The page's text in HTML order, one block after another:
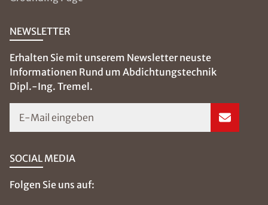
NEWSLETTER
Erhalten Sie mit unserem Newsletter neuste
Informationen Rund um Abdichtungstechnik
Dipl.-Ing. Tremel.
E-Mail eingeben
SOCIAL MEDIA
Folgen Sie uns auf: